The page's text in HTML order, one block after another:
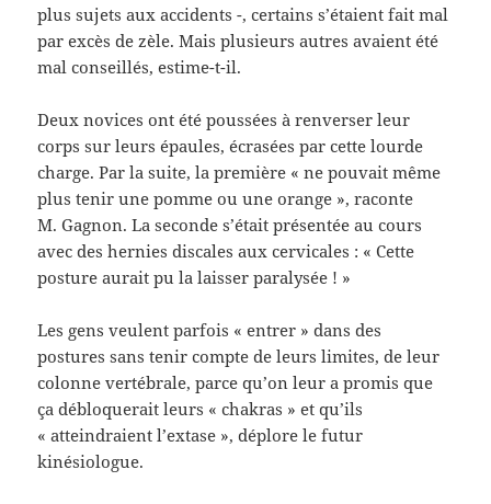
plus sujets aux accidents -, certains s’étaient fait mal
par excès de zèle. Mais plusieurs autres avaient été
mal conseillés, estime-t-il.
Deux novices ont été poussées à renverser leur
corps sur leurs épaules, écrasées par cette lourde
charge. Par la suite, la première « ne pouvait même
plus tenir une pomme ou une orange », raconte
M. Gagnon. La seconde s’était présentée au cours
avec des hernies discales aux cervicales : « Cette
posture aurait pu la laisser paralysée ! »
Les gens veulent parfois « entrer » dans des
postures sans tenir compte de leurs limites, de leur
colonne vertébrale, parce qu’on leur a promis que
ça débloquerait leurs « chakras » et qu’ils
« atteindraient l’extase », déplore le futur
kinésiologue.